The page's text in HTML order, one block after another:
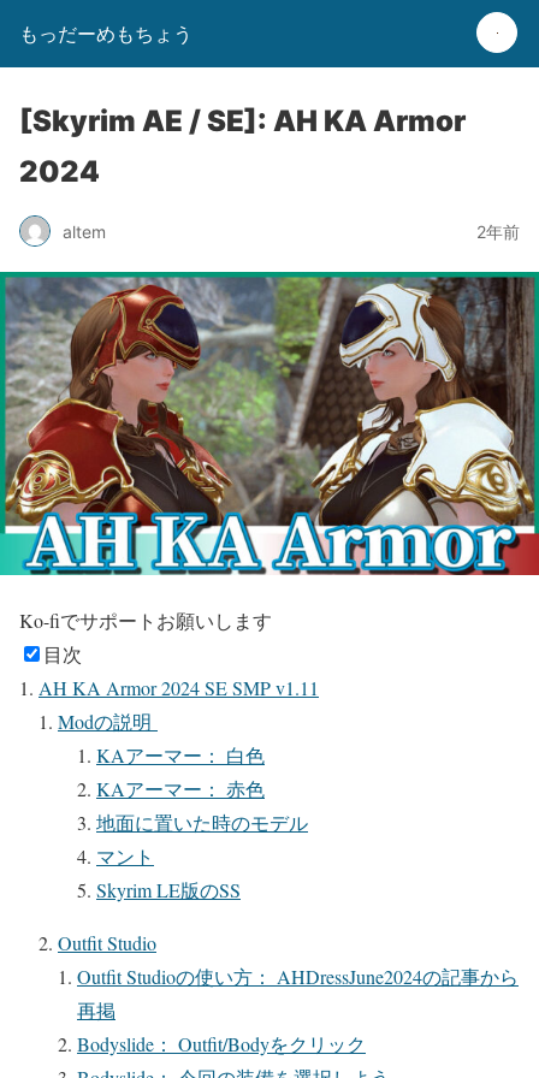
もっだーめもちょう
[Skyrim AE / SE]: AH KA Armor
2024
altem 2年前
Ko-fiでサポートお願いします
目次
AH KA Armor 2024 SE SMP v1.11
Modの説明
KAアーマー： 白色
KAアーマー： 赤色
地面に置いた時のモデル
マント
Skyrim LE版のSS
Outfit Studio
Outfit Studioの使い方： AHDressJune2024の記事から
再掲
Bodyslide： Outfit/Bodyをクリック